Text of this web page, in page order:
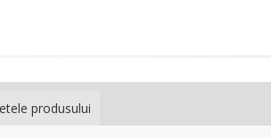
produsului